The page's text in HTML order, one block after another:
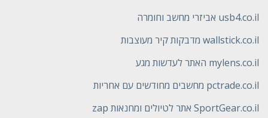
usb4.co.il אביזרי מחשב וחומרה
wallstick.co.il מדבקות קיר מעוצבות
mylens.co.il האתר לעדשות מגע
pctrade.co.il מחשבים מחודשים עם אחריות
SportGear.co.il אתר לטיולים ומחנאות zap